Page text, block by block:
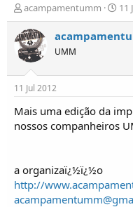
I
n
i
c
i
d
o
r
e
p
i
c
acampamentumm
D
a
t
í
i
11
UMM
11 Jul 2012
Mais uma edição da
nossos companheiros
a organizaï¿½ï¿½o
http://